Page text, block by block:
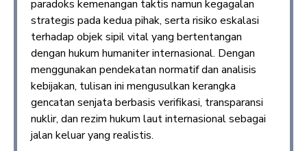
paradoks kemenangan taktis namun kegagalan
strategis pada kedua pihak, serta risiko eskalasi
terhadap objek sipil vital yang bertentangan
dengan hukum humaniter internasional. Dengan
menggunakan pendekatan normatif dan analisis
kebijakan, tulisan ini mengusulkan kerangka
gencatan senjata berbasis verifikasi, transparansi
nuklir, dan rezim hukum laut internasional sebagai
jalan keluar yang realistis.